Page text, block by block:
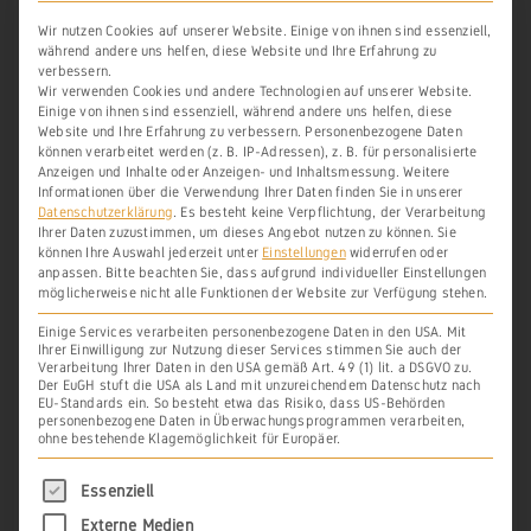
D. a. d. 1350 feria secunda post
dominicam Quasimodo geniti
Quelle:
Karl Herquet, Urkundenbuch des Prämonstratens
erklosters Arnstein an der Lahn, a.a.O., Nr.1
32, S. 122
auch: Arcinsys / HHStAW, Bestand 11, Nr. U 10
7
Einzelheiten zu den ebenfalls genannten
LagenIn der Amelbachund
Mühlenpfad
urkundliche Erwähnungen erhalten Sie
Wir nutzen Cookies auf unserer Website. Einige von ihnen sind essenziell,
während andere uns helfen, diese Website und Ihre Erfahrung zu
verbessern.
Wir verwenden Cookies und andere Technologien auf unserer Website.
Einige von ihnen sind essenziell, während andere uns helfen, diese
Website und Ihre Erfahrung zu verbessern. Personenbezogene Daten
können verarbeitet werden (z. B. IP-Adressen), z. B. für personalisierte
Anzeigen und Inhalte oder Anzeigen- und Inhaltsmessung. Weitere
Informationen über die Verwendung Ihrer Daten finden Sie in unserer
Datenschutzerklärung Es besteht keine Verpflichtung, der Verarbeitung
Ihrer Daten zuzustimmen, um dieses Angebot nutzen zu können. Sie
können Ihre Auswahl jederzeit unter Einstellungenwiderrufen oder
anpassen. Bitte beachten Sie, dass aufgrund individueller Einstellungen
möglicherweise nicht alle Funktionen der Website zur Verfügung stehen.
Einige Services verarbeiten personenbezogene Daten in den USA. Mit
Ihrer Einwilligung zur Nutzung dieser Services stimmen Sie auch der
Verarbeitung Ihrer Daten in den USA gemäß Art. 49 (1) lit. a DSGVO zu.
Der EuGH stuft die USA als Land mit unzureichendem Datenschutz nach
EU-Standards ein. So besteht etwa das Risiko, dass US-Behörden
personenbezogene Daten in Überwachungsprogrammen verarbeiten,
ohne bestehende Klagemöglichkeit für Europäer.
Es folgt eine Liste der Service-Gruppen, für
Essenziell
Externe Medien